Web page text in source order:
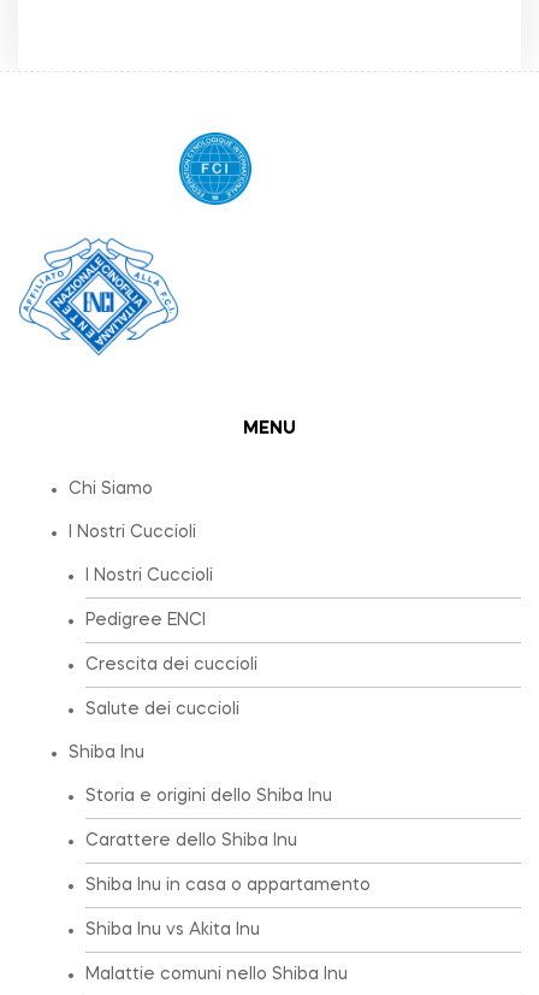
MENU
Chi Siamo
I Nostri Cuccioli
I Nostri Cuccioli
Pedigree ENCI
Crescita dei cuccioli
Salute dei cuccioli
Shiba Inu
Storia e origini dello Shiba Inu
Carattere dello Shiba Inu
Shiba Inu in casa o appartamento
Shiba Inu vs Akita Inu
Malattie comuni nello Shiba Inu